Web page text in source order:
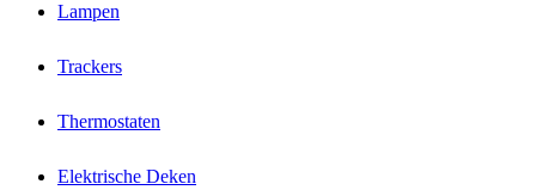
Lampen
Trackers
Thermostaten
Elektrische Deken